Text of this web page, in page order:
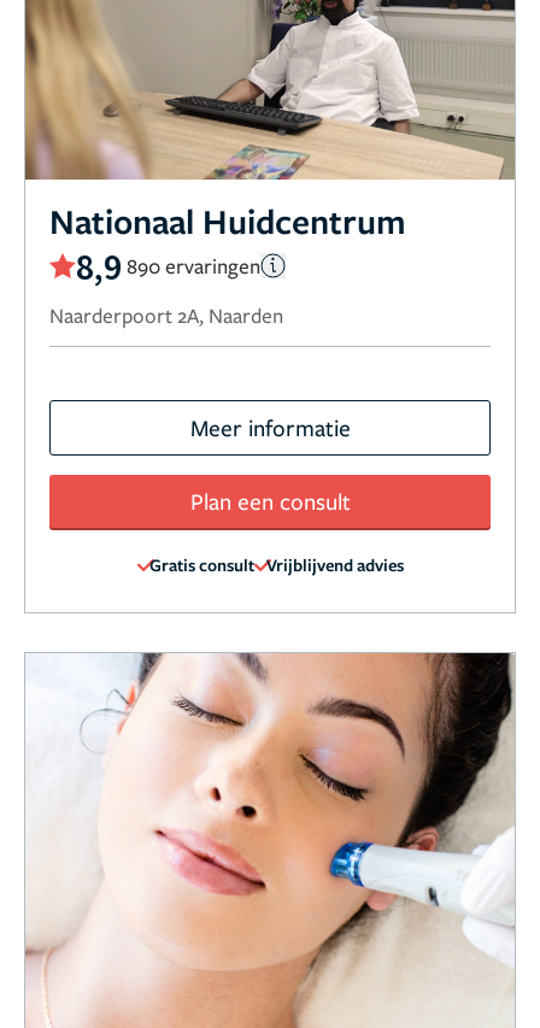
Nationaal Huidcentrum
8,9 890 ervaringen
Naarderpoort 2A, Naarden
Meer informatie
Plan een consult
Gratis consult Vrijblijvend advies